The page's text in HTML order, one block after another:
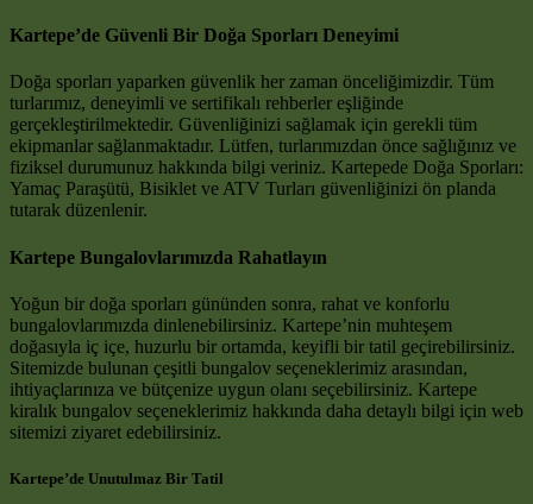
Kartepe’de Güvenli Bir Doğa Sporları Deneyimi
Doğa sporları yaparken güvenlik her zaman önceliğimizdir. Tüm
turlarımız, deneyimli ve sertifikalı rehberler eşliğinde
gerçekleştirilmektedir. Güvenliğinizi sağlamak için gerekli tüm
ekipmanlar sağlanmaktadır. Lütfen, turlarımızdan önce sağlığınız ve
fiziksel durumunuz hakkında bilgi veriniz. Kartepede Doğa Sporları:
Yamaç Paraşütü, Bisiklet ve ATV Turları güvenliğinizi ön planda
tutarak düzenlenir.
Kartepe Bungalovlarımızda Rahatlayın
Yoğun bir doğa sporları gününden sonra, rahat ve konforlu
bungalovlarımızda dinlenebilirsiniz. Kartepe’nin muhteşem
doğasıyla iç içe, huzurlu bir ortamda, keyifli bir tatil geçirebilirsiniz.
Sitemizde bulunan çeşitli bungalov seçeneklerimiz arasından,
ihtiyaçlarınıza ve bütçenize uygun olanı seçebilirsiniz. Kartepe
kiralık bungalov seçeneklerimiz hakkında daha detaylı bilgi için web
sitemizi ziyaret edebilirsiniz.
Kartepe’de Unutulmaz Bir Tatil